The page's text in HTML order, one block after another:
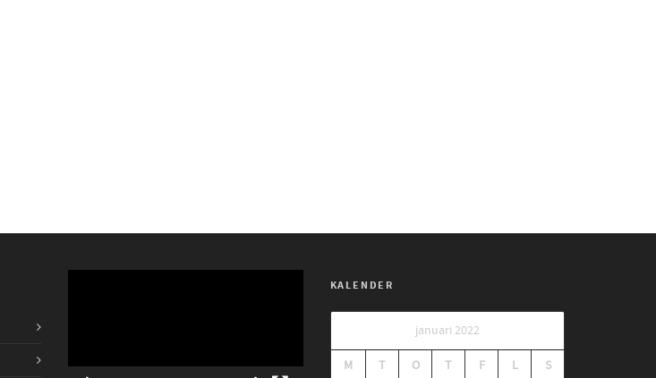
KALENDER
januari 2022
M T O T F L
S